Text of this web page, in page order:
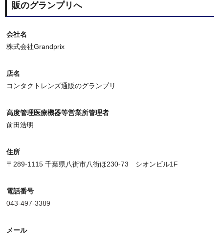
販のグランプリへ
会社名
株式会社Grandprix
店名
コンタクトレンズ通販のグランプリ
高度管理医療機器等営業所管理者
前田浩明
住所
〒289-1115 千葉県八街市八街ほ230-73 シオンビル1F
電話番号
043-497-3389
メール